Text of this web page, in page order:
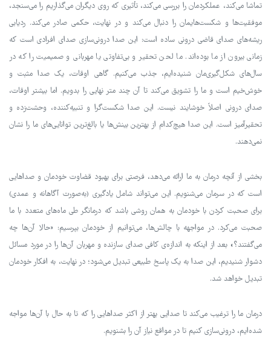
تماشا می‌کند، عملکردمان را بررسی می‌کند، تأثیری که روی دیگران می‌گذاریم را می‌سنجد،
موفقیت‌ها و شکست‌هایمان را دنبال می‌کند و در نهایت، حکمی صادر می‌کند. ردیابی
ریشه‌های صدای قاضی درونی ساده است: این صدا درونی‌سازی صدای افرادی است که
زمانی بیرون از ما بوده‌اند. ما لحن تحقیر و بی‌تفاوتی یا مهربانی و صمیمیت را که در
سال‌های شکل‌گیری‌مان شنیده‌ایم، جذب می‌کنیم. گاهی اوقات، یک صدا مثبت و
خوش‌خیم است و ما را تشویق می‌کند تا آن چند متر نهایی را بدویم. اما بیشتر اوقات،
صدای درونی اصلاً خوشایند نیست. این صدا شکست‌گرا و تنبیه‌کننده، وحشت‌زده و
تحقیرآمیز است. این صدا هیچ‌کدام از بهترین بینش‌ها یا بالغ‌ترین توانایی‌های ما را نشان
نمی‌دهند.
بخشی از آنچه درمان به ما ارائه می‌دهد، فرصتی برای بهبود قضاوت خودمان و صداهایی
است که در سرمان می‌شنویم. این می‌تواند شامل یادگیری (به‌صورت آگاهانه و عمدی)
برای صحبت کردن با خودمان به همان روشی باشد که درمانگر طی ماه‌های متعدد با ما
صحبت می‌کرد. در مواجهه با چالش‌ها، می‌توانیم از خودمان بپرسیم: «حالا آن‌ها چه
می‌گفتند؟» بعد از اینکه به اندازه‌ی کافی صدای سازنده و مهربان آن‌ها را در مورد مسائل
دشوار شنیدیم، این صدا به یک پاسخ طبیعی تبدیل می‌شود؛ در نهایت، به افکار خودمان
تبدیل خواهد شد.
درمان ما را ترغیب می‌کند تا صدایی بهتر از اکثر صداهایی را که تا به حال با آن‌ها مواجه
شده‌ایم، درونی‌سازی کنیم تا در مواقع نیاز آن را بشنویم.